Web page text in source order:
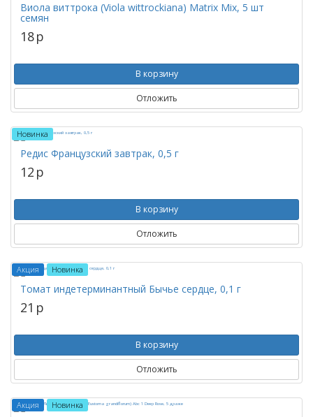
Виола виттрока (Viola wittrockiana) Matrix Mix, 5 шт
семян
18p
В корзину
Отложить
Новинка
Редис Французский завтрак, 0,5 г
12 p
В корзину
Отложить
Акция Новинка
Томат индетерминантный Бычье сердце, 0,1 г
21 p
В корзину
Отложить
Акция Новинка